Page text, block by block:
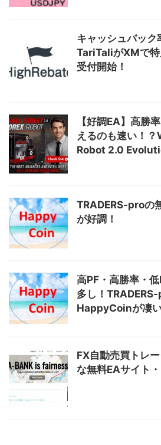
キャッシュバック
TariTaliがXMで特
受付開始！
【好調EA】高勝
えるのも速い！
Robot 2.0
TRADERS-proの
が好調！
高PF・高勝率・
多し！
HappyCoinが凄
FX自動売買トレ
な無料EAサイト